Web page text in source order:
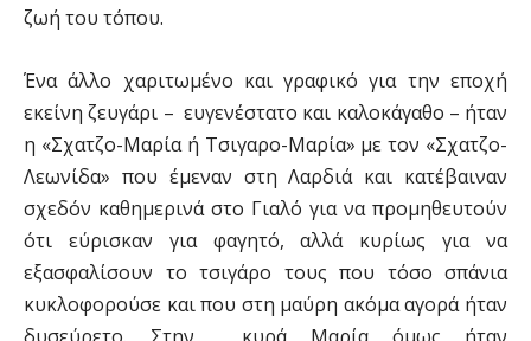
ζωή του τόπου.
Ένα άλλο χαριτωμένο και γραφικό για την εποχή
εκείνη ζευγάρι – ευγενέστατο και καλοκάγαθο – ήταν
η «Σχατζο-Μαρία ή Τσιγαρο-Μαρία» με τον «Σχατζο-
Λεωνίδα» που έμεναν στη Λαρδιά και κατέβαιναν
σχεδόν καθημερινά στο Γιαλό για να προμηθευτούν
ότι εύρισκαν για φαγητό, αλλά κυρίως για να
εξασφαλίσουν το τσιγάρο τους που τόσο σπάνια
κυκλοφορούσε και που στη μαύρη ακόμα αγορά ήταν